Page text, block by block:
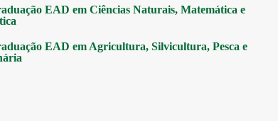
EAD em Ciências Naturais, Matemática e
EAD em Agricultura, Silvicultura, Pesca e